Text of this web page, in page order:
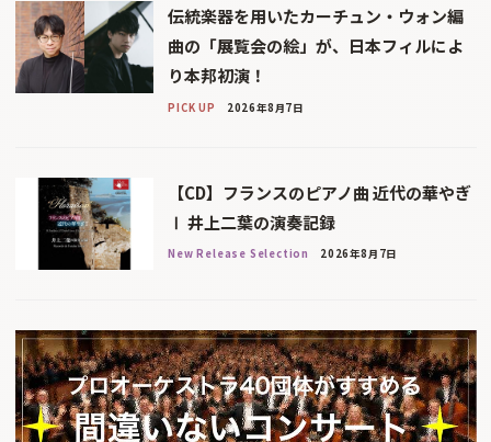
伝統楽器を用いたカーチュン・ウォン編
曲の「展覧会の絵」が、日本フィルによ
り本邦初演！
PICK UP 2026年8月7日
【CD】フランスのピアノ曲 近代の華やぎ
Ⅰ 井上二葉の演奏記録
New Release Selection 2026年8月7日